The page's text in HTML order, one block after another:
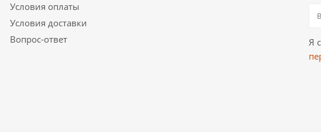
Условия оплаты
Условия доставки
Вопрос-ответ
Я